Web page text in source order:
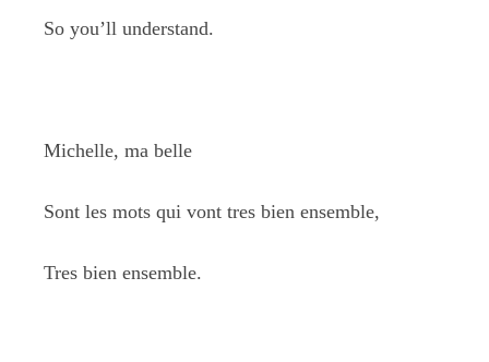
So you’ll understand.
Michelle, ma belle
Sont les mots qui vont tres bien ensemble,
Tres bien ensemble.